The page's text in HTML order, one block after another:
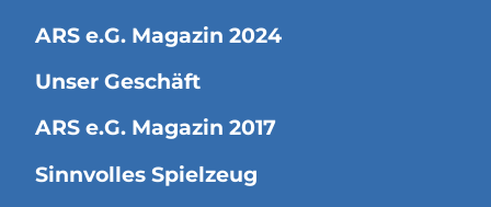
ARS e.G. Magazin 2024
Unser Geschäft
ARS e.G. Magazin 2017
Sinnvolles Spielzeug